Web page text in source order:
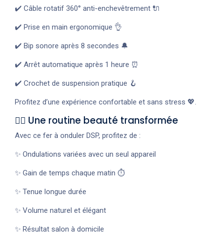
✔️ Câble rotatif 360° anti-enchevêtrement 🔌
✔️ Prise en main ergonomique 👌
✔️ Bip sonore après 8 secondes 🔔
✔️ Arrêt automatique après 1 heure ⏰
✔️ Crochet de suspension pratique 🪝
Profitez d’une expérience confortable et sans stress 💖.
💇‍♀️ Une routine beauté transformée
Avec ce fer à onduler DSP, profitez de :
✨ Ondulations variées avec un seul appareil
✨ Gain de temps chaque matin ⏱️
✨ Tenue longue durée
✨ Volume naturel et élégant
✨ Résultat salon à domicile